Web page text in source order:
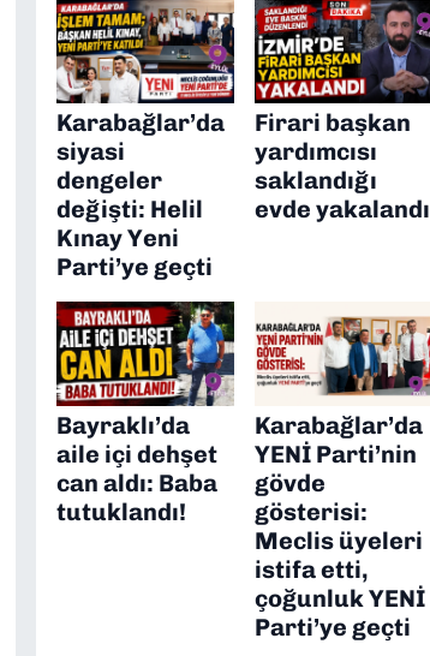
Karabağlar’da
siyasi
dengeler
değişti: Helil
Kınay Yeni
Parti’ye geçti
Firari başkan
yardımcısı
saklandığı
evde yakalandı
Bayraklı’da
aile içi dehşet
can aldı: Baba
tutuklandı!
Karabağlar’da
YENİ Parti’nin
gövde
gösterisi:
Meclis üyeleri
istifa etti,
çoğunluk YENİ
Parti’ye geçti